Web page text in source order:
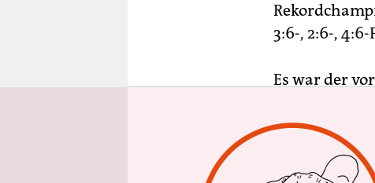
3:6-, 2:6-,
Es war der
großen
wenig Bock
später zu,